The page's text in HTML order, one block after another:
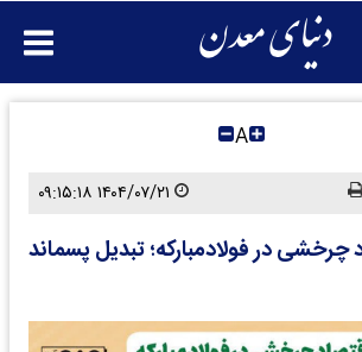
A
چرخشی در فولادمبارکه؛ تبدیل پسماند